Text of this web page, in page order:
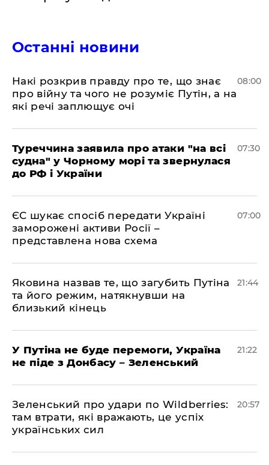
Останні новини
Накі розкрив правду про те, що знає
про війну та чого не розуміє Путін, а на
які речі заплющує очі
08:00
Туреччина заявила про атаки "на всі
судна" у Чорному морі та звернулася
до РФ і України
07:30
ЄС шукає спосіб передати Україні
заморожені активи Росії –
представлена ​​нова схема
07:00
Яковина назвав те, що загубить Путіна
та його режим, натякнувши на
близький кінець
21:44
У Путіна не буде перемоги, Україна
не піде з Донбасу – Зеленський
21:22
Зеленський про удари по Wildberries:
там втрати, які вражають, це успіх
українських сил
20:57